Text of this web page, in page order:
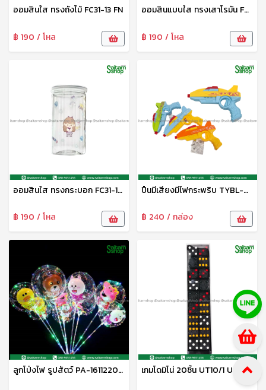
ออมสินใส ทรงถังไม้ FC31-13 FN
฿ 190 / โหล
ออมสินแบบใส ทรงเสาโรมัน FC31-12 FN
฿ 190 / โหล
ออมสินใส ทรงกระบอก FC31-14 FN
฿ 190 / โหล
ปืนมีเสียงมีไฟกระพริบ TYBL-AK-2279 Zonertoy
฿ 240 / กล่อง
ลูกโป่งไฟ รูปสัตว์ PA-16112202 Zonertoy เกมโดมิโน่ 20ชิ้น UT10/1 UNT